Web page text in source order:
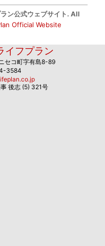
ン公式ウェブサイト. All
Official Website
イフプラン
セコ町字有島8-89
3584
後志 (5) 321号